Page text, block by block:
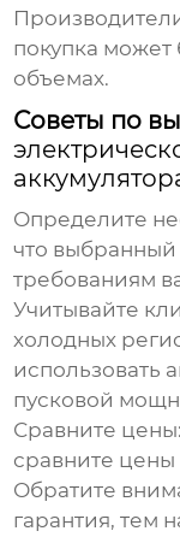
покупка
объемах.
Советы по
Определите
что выбранный
требованиям
Учитывайте
холодных
использовать
пусковой
Сравните цены:
сравните цены
Обратите
гарантия, тем